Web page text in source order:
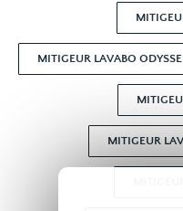
MITIGEUR LAVABO
MITIGEUR